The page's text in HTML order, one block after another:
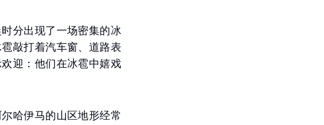
分出现了一场密集的冰
敲打着汽车窗、道路表
迎：他们在冰雹中嬉戏
哈伊马的山区地形经常